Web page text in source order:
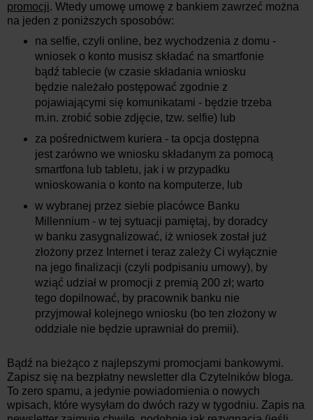
promocji. Wtedy umowę umowę z bankiem zawrzeć można
na jeden z poniższych sposobów:
na selfie, czyli online, bez wychodzenia z domu -
wniosek o konto musisz składać na smartfonie
bądź tablecie (w czasie składania wniosku
będzie należało postępować zgodnie z
pojawiającymi się komunikatami - będzie trzeba
m.in. zrobić sobie zdjęcie, tzw. selfie) lub
za pośrednictwem kuriera - ta opcja dostępna
jest zarówno we wniosku składanym za pomocą
smartfona lub tabletu, jak i w przypadku
wnioskowania o konto na komputerze, lub
w wybranej przez siebie placówce Banku
Millennium - w tej sytuacji pamiętaj, by doradcy
w banku zasygnalizować, iż wniosek został już
złożony przez Internet i teraz zależy Ci wyłącznie
na jego finalizacji (czyli podpisaniu umowy), by
wziąć udział w promocji z premią 200 zł; warto
tego dopilnować, by pracownik banku nie
przyjmował kolejnego wniosku (bo ten złożony w
oddziale nie będzie uprawniał do premii).
Bądź na bieżąco z najlepszymi promocjami bankowymi.
Zapisz się na bezpłatny newsletter dla Czytelników bloga.
To zero spamu, a jedynie powiadomienia o nowych
wpisach, które wysyłam do dwóch razy w tygodniu. Zapis na